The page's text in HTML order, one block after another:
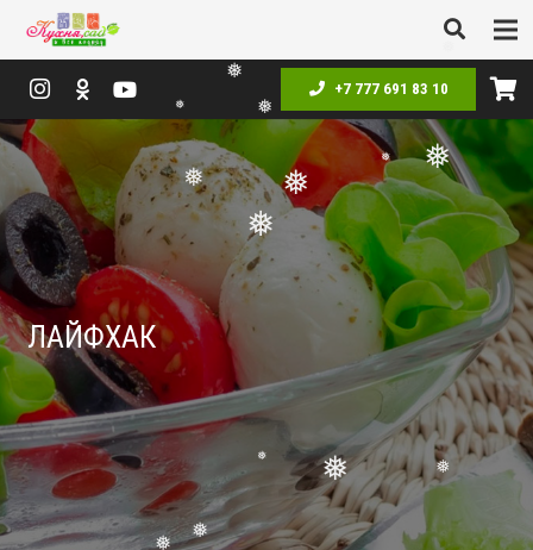
❅
❅
❅
❅
❅
❅
❅
❅
❅
❅
+7 777 691 83 10
ЛАЙФХАК